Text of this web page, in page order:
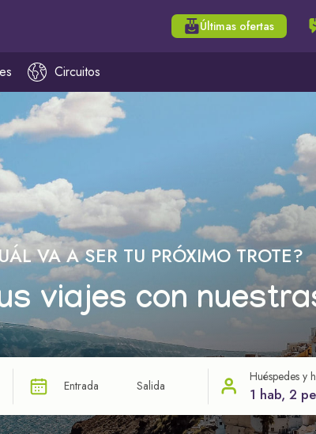
Últimas ofertas
Circuitos
VA A SER TU PRÓXIMO TROTE?
viajes con
Entrada Salida
Huéspedes y
1 hab, 2